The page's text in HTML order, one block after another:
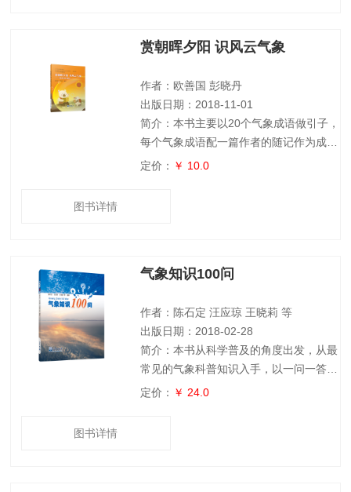
赏朝晖夕阳 识风云气象
作者：欧善国 彭晓丹
出版日期：2018-11-01
简介：本书主要以20个气象成语做引子，
每个气象成语配一篇作者的随记作为成语
应用范例，介绍相关的气象科普知识，并
本书的特点是图文并茂，通俗易懂，既有
句、知识介绍，又有互动性的知识问题、
成语填空，
定价： ￥ 10.0
图书详情
气象知识100问
作者：陈石定 汪应琼 王晓莉 等
出版日期：2018-02-28
简介：本书从科学普及的角度出发，从最
常见的气象科普知识入手，以一问一答的
方式，提取了人们日常关心的100个气象
定价： ￥ 24.0
图书详情